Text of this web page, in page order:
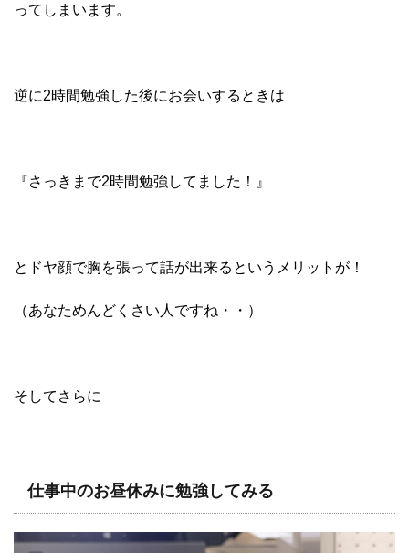
ってしまいます。
逆に2時間勉強した後にお会いするときは
『さっきまで2時間勉強してました！』
とドヤ顔で胸を張って話が出来るというメリットが！
（あなためんどくさい人ですね・・）
そしてさらに
仕事中のお昼休みに勉強してみる